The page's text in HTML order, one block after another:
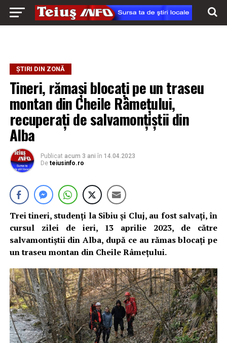
ȘTIRI DIN ZONĂ
Tineri, rămași blocați pe un traseu
montan din Cheile Râmețului,
recuperați de salvamonțiștii din
Alba
Publicat acum 3 ani în 14.04.2023
De teiusinfo.ro
Trei tineri, studenți la Sibiu și Cluj, au fost salvați, în
cursul zilei de ieri, 13 aprilie 2023, de către
salvamontiștii din Alba, după ce au rămas blocați pe
un traseu montan din Cheile Râmețului.